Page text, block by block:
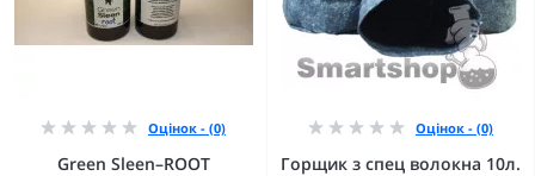
Оцінок - (0)
Green Sleen–ROOT
Оцінок - (0)
Горщик з спец волокна 10л.